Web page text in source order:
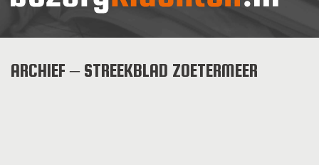
ARCHIEF – STREEKBLAD ZOETERMEER